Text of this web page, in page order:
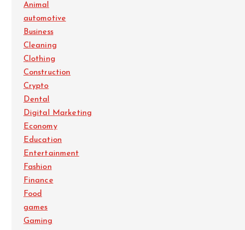
Animal
automotive
Business
Cleaning
Clothing
Construction
Crypto
Dental
Digital Marketing
Economy
Education
Entertainment
Fashion
Finance
Food
games
Gaming